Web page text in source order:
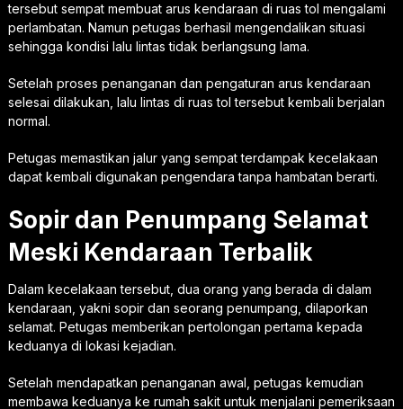
tersebut sempat membuat arus kendaraan di ruas tol mengalami
perlambatan. Namun petugas berhasil mengendalikan situasi
sehingga kondisi lalu lintas tidak berlangsung lama.
Setelah proses penanganan dan pengaturan arus kendaraan
selesai dilakukan, lalu lintas di ruas tol tersebut kembali berjalan
normal.
Petugas memastikan jalur yang sempat terdampak kecelakaan
dapat kembali digunakan pengendara tanpa hambatan berarti.
Sopir dan Penumpang Selamat
Meski Kendaraan Terbalik
Dalam kecelakaan tersebut, dua orang yang berada di dalam
kendaraan, yakni sopir dan seorang penumpang, dilaporkan
selamat. Petugas memberikan pertolongan pertama kepada
keduanya di lokasi kejadian.
Setelah mendapatkan penanganan awal, petugas kemudian
membawa keduanya ke rumah sakit untuk menjalani pemeriksaan